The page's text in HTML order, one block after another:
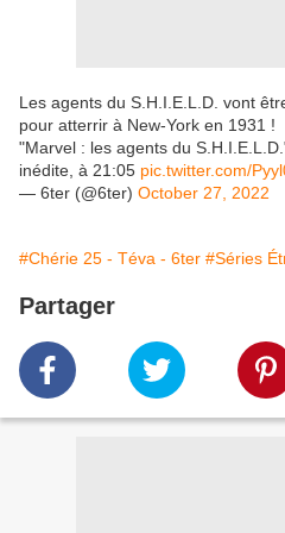
Les agents du S.H.I.E.L.D. vont
pour atterrir à New-York en 1931 !
"Marvel : les agents du
inédite, à 21:05 pic.twitter.com/
— 6ter (@6ter) October 27, 2022
#Chérie 25 - Téva - 6ter #Séries
Partager